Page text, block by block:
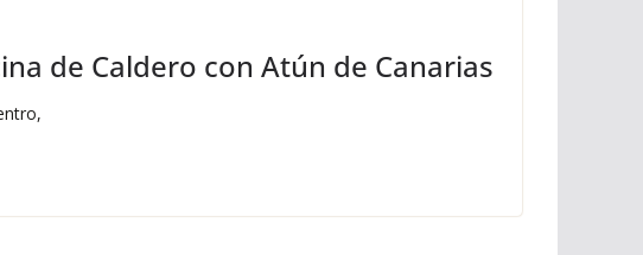
de Caldero con Atún de Canarias